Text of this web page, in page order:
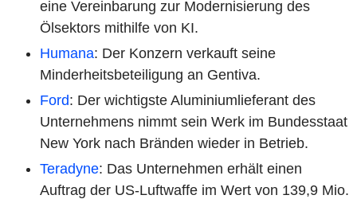
eine Vereinbarung zur Modernisierung des
Ölsektors mithilfe von KI.
Humana: Der Konzern verkauft seine
Minderheitsbeteiligung an Gentiva.
Ford: Der wichtigste Aluminiumlieferant des
Unternehmens nimmt sein Werk im Bundesstaat
New York nach Bränden wieder in Betrieb.
Teradyne: Das Unternehmen erhält einen
Auftrag der US-Luftwaffe im Wert von 139,9 Mio.